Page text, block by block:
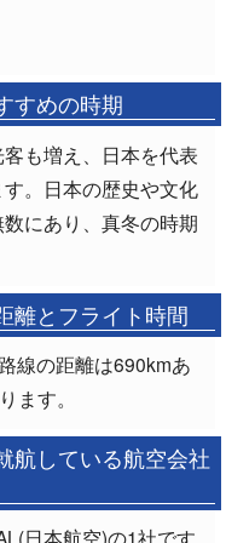
すめの時期
も増え、日本を代表
。日本の歴史や文化
にあり、真冬の時期
離とフライト時間
線の距離は690kmあ
ます。
航している航空会社
日本航空)の1社です。